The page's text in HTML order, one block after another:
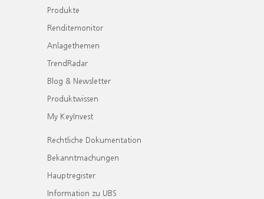
Produkte
Renditemonitor
Anlagethemen
TrendRadar
Blog & Newsletter
Produktwissen
My KeyInvest
Rechtliche Dokumentation
Bekanntmachungen
Hauptregister
Information zu UBS